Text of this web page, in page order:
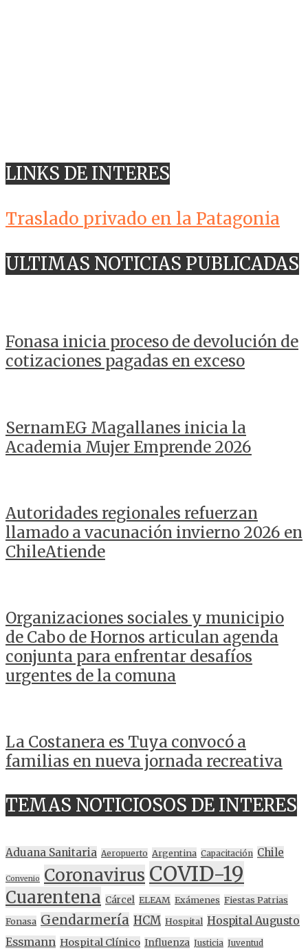
LINKS DE INTERES
Traslado privado en la Patagonia
ULTIMAS NOTICIAS PUBLICADAS
Fonasa inicia proceso de devolución de
cotizaciones pagadas en exceso
SernamEG Magallanes inicia la
Academia Mujer Emprende 2026
Autoridades regionales refuerzan
llamado a vacunación invierno 2026 en
ChileAtiende
Organizaciones sociales y municipio
de Cabo de Hornos articulan agenda
conjunta para enfrentar desafíos
urgentes de la comuna
La Costanera es Tuya convocó a
familias en nueva jornada recreativa
TEMAS NOTICIOSOS DE INTERES
Aduana Sanitaria Aeropuerto Argentina Capacitación Chile
Convenio Coronavirus COVID-19
Cuarentena Cárcel ELEAM Exámenes Fiestas Patrias
Fonasa Gendarmería HCM Hospital Hospital Augusto
Essmann Hospital Clínico Influenza Justicia Juventud